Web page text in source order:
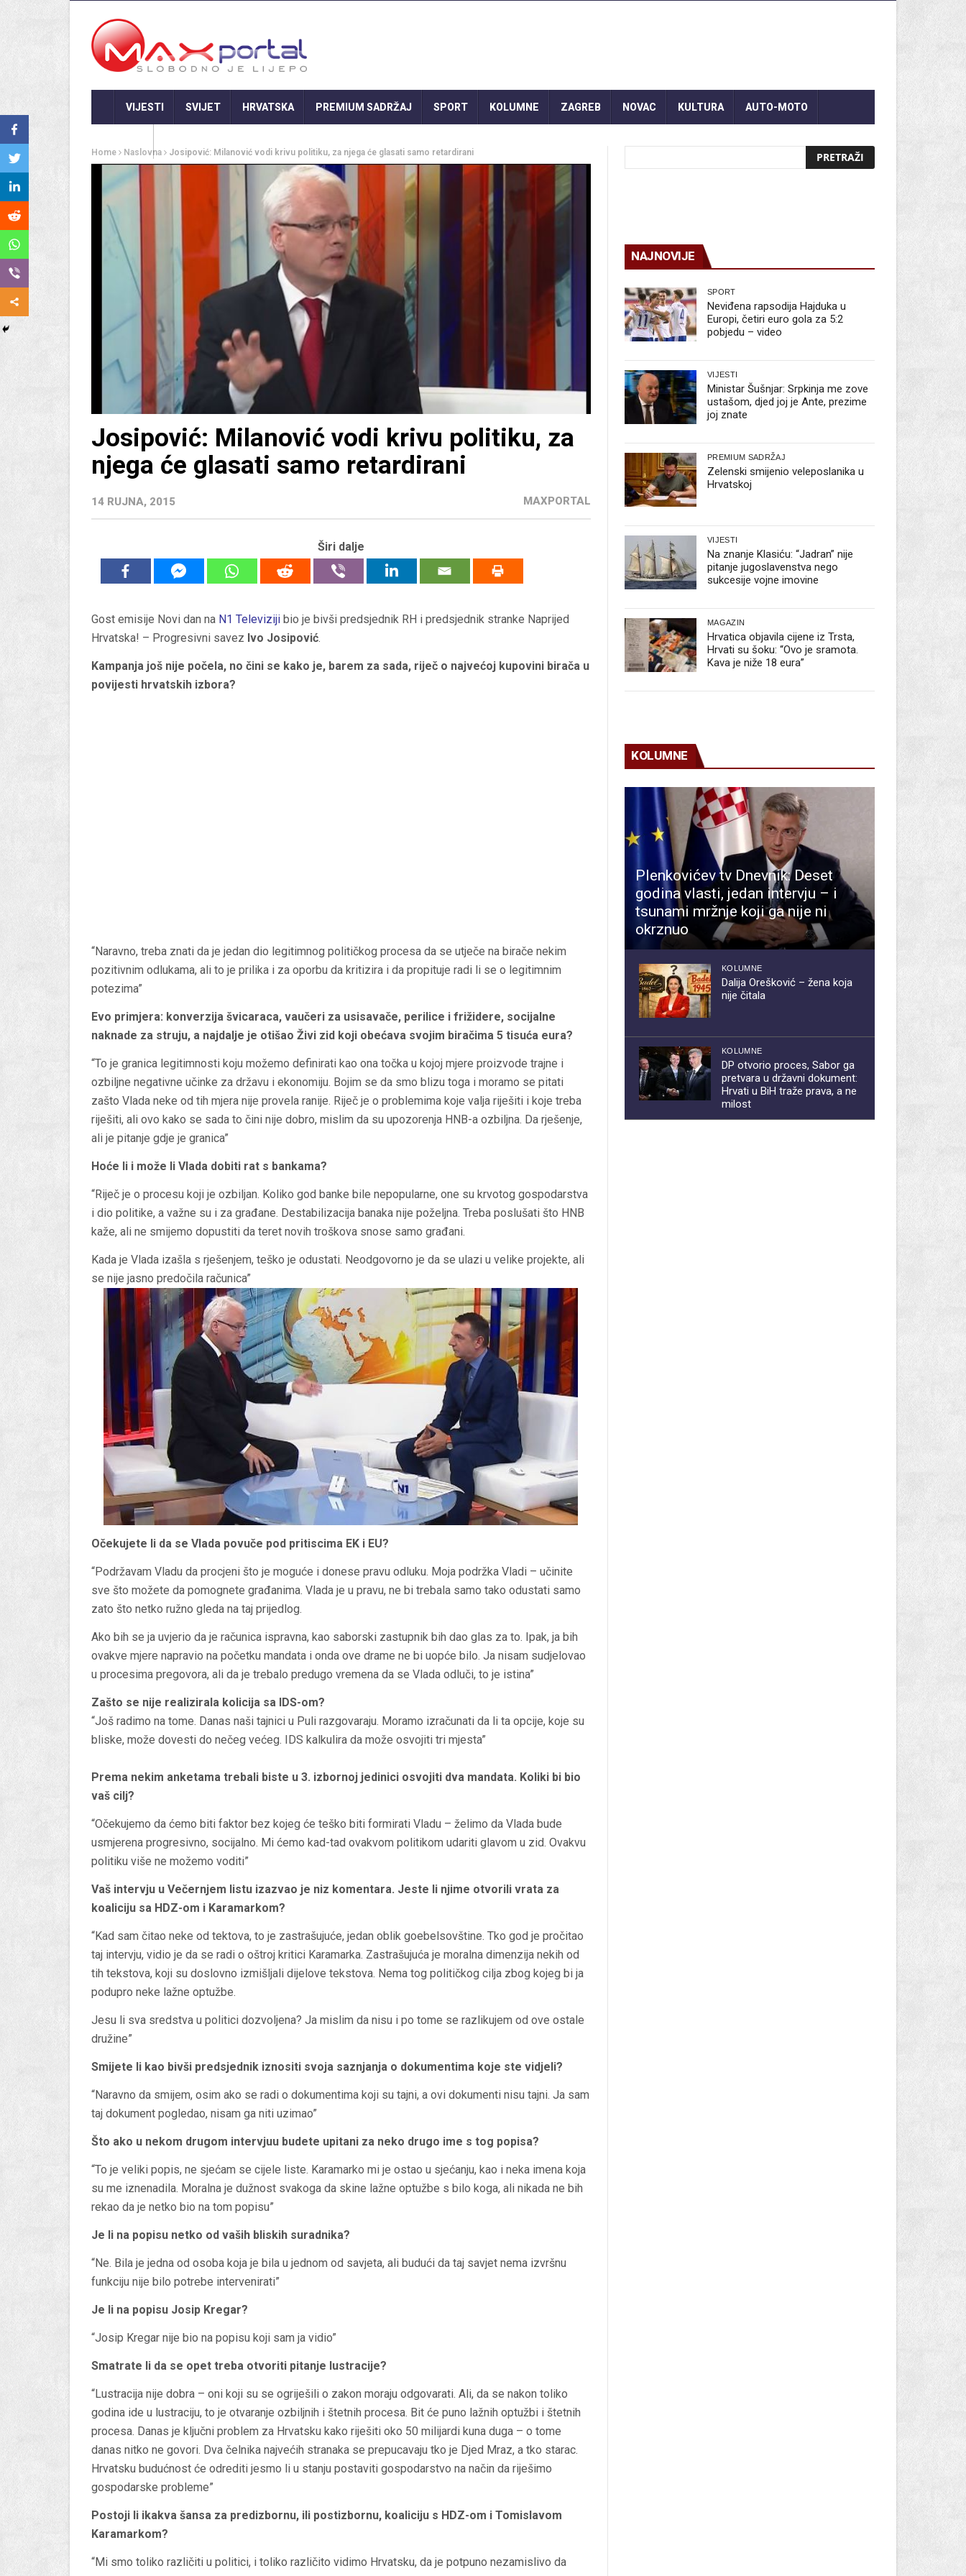
VIJESTI SVIJET HRVATSKA PREMIUM SADRŽAJ SPORT KOLUMNE ZAGREB NOVAC KULTURA AUTO-MOTO
Home Naslovna Josipović: Milanović vodi krivu politiku, za njega će glasati samo retardirani
Josipović: Milanović vodi krivu politiku, za
njega će glasati samo retardirani
14 RUJNA, 2015 MAXPORTAL
Širi dalje
Gost emisije Novi dan na N1 Televiziji bio je bivši predsjednik RH i predsjednik stranke Naprijed
Hrvatska! – Progresivni savez Ivo Josipović.
Kampanja još nije počela, no čini se kako je, barem za sada, riječ o najvećoj kupovini birača u
povijesti hrvatskih izbora?
“Naravno, treba znati da je jedan dio legitimnog političkog procesa da se utječe na birače nekim
pozitivnim odlukama, ali to je prilika i za oporbu da kritizira i da propituje radi li se o legitimnim
potezima”
Evo primjera: konverzija švicaraca, vaučeri za usisavače, perilice i frižidere, socijalne
naknade za struju, a najdalje je otišao Živi zid koji obećava svojim biračima 5 tisuća eura?
“To je granica legitimnosti koju možemo definirati kao ona točka u kojoj mjere proizvode trajne i
ozbiljne negativne učinke za državu i ekonomiju. Bojim se da smo blizu toga i moramo se pitati
zašto Vlada neke od tih mjera nije provela ranije. Riječ je o problemima koje valja riješiti i koje treba
riješiti, ali ovo kako se sada to čini nije dobro, mislim da su upozorenja HNB-a ozbiljna. Da rješenje,
ali je pitanje gdje je granica”
Hoće li i može li Vlada dobiti rat s bankama?
“Riječ je o procesu koji je ozbiljan. Koliko god banke bile nepopularne, one su krvotog gospodarstva
i dio politike, a važne su i za građane. Destabilizacija banaka nije poželjna. Treba poslušati što HNB
kaže, ali ne smijemo dopustiti da teret novih troškova snose samo građani.
Kada je Vlada izašla s rješenjem, teško je odustati. Neodgovorno je da se ulazi u velike projekte, ali
se nije jasno predočila računica”
Očekujete li da se Vlada povuče pod pritiscima EK i EU?
“Podržavam Vladu da procjeni što je moguće i donese pravu odluku. Moja podržka Vladi – učinite
sve što možete da pomognete građanima. Vlada je u pravu, ne bi trebala samo tako odustati samo
zato što netko ružno gleda na taj prijedlog.
Ako bih se ja uvjerio da je računica ispravna, kao saborski zastupnik bih dao glas za to. Ipak, ja bih
ovakve mjere napravio na početku mandata i onda ove drame ne bi uopće bilo. Ja nisam sudjelovao
u procesima pregovora, ali da je trebalo predugo vremena da se Vlada odluči, to je istina”
Zašto se nije realizirala kolicija sa IDS-om?
“Još radimo na tome. Danas naši tajnici u Puli razgovaraju. Moramo izračunati da li ta opcije, koje su
bliske, može dovesti do nečeg većeg. IDS kalkulira da može osvojiti tri mjesta”
Prema nekim anketama trebali biste u 3. izbornoj jedinici osvojiti dva mandata. Koliki bi bio
vaš cilj?
“Očekujemo da ćemo biti faktor bez kojeg će teško biti formirati Vladu – želimo da Vlada bude
usmjerena progresivno, socijalno. Mi ćemo kad-tad ovakvom politikom udariti glavom u zid. Ovakvu
politiku više ne možemo voditi”
Vaš intervju u Večernjem listu izazvao je niz komentara. Jeste li njime otvorili vrata za
koaliciju sa HDZ-om i Karamarkom?
“Kad sam čitao neke od tektova, to je zastrašujuće, jedan oblik goebelsovštine. Tko god je pročitao
taj intervju, vidio je da se radi o oštroj kritici Karamarka. Zastrašujuća je moralna dimenzija nekih od
tih tekstova, koji su doslovno izmišljali dijelove tekstova. Nema tog političkog cilja zbog kojeg bi ja
podupro neke lažne optužbe.
Jesu li sva sredstva u politici dozvoljena? Ja mislim da nisu i po tome se razlikujem od ove ostale
družine”
Smijete li kao bivši predsjednik iznositi svoja saznjanja o dokumentima koje ste vidjeli?
“Naravno da smijem, osim ako se radi o dokumentima koji su tajni, a ovi dokumenti nisu tajni. Ja sam
taj dokument pogledao, nisam ga niti uzimao”
Što ako u nekom drugom intervjuu budete upitani za neko drugo ime s tog popisa?
“To je veliki popis, ne sjećam se cijele liste. Karamarko mi je ostao u sjećanju, kao i neka imena koja
su me iznenadila. Moralna je dužnost svakoga da skine lažne optužbe s bilo koga, ali nikada ne bih
rekao da je netko bio na tom popisu”
Je li na popisu netko od vaših bliskih suradnika?
“Ne. Bila je jedna od osoba koja je bila u jednom od savjeta, ali budući da taj savjet nema izvršnu
funkciju nije bilo potrebe intervenirati”
Je li na popisu Josip Kregar?
“Josip Kregar nije bio na popisu koji sam ja vidio”
Smatrate li da se opet treba otvoriti pitanje lustracije?
“Lustracija nije dobra – oni koji su se ogriješili o zakon moraju odgovarati. Ali, da se nakon toliko
godina ide u lustraciju, to je otvaranje ozbiljnih i štetnih procesa. Bit će puno lažnih optužbi i štetnih
procesa. Danas je ključni problem za Hrvatsku kako riješiti oko 50 milijardi kuna duga – o tome
danas nitko ne govori. Dva čelnika najvećih stranaka se prepucavaju tko je Djed Mraz, a tko starac.
Hrvatsku budućnost će odrediti jesmo li u stanju postaviti gospodarstvo na način da riješimo
gospodarske probleme”
Postoji li ikakva šansa za predizbornu, ili postizbornu, koaliciju s HDZ-om i Tomislavom
Karamarkom?
“Mi smo toliko različiti u politici, i toliko različito vidimo Hrvatsku, da je potpuno nezamislivo da
NAJNOVIJE
SPORT
Neviđena rapsodija Hajduka u
Europi, četiri euro gola za 5:2
pobjedu – video
VIJESTI
Ministar Šušnjar: Srpkinja me zove
ustašom, djed joj je Ante, prezime
joj znate
PREMIUM SADRŽAJ
Zelenski smijenio veleposlanika u
Hrvatskoj
VIJESTI
Na znanje Klasiću: “Jadran” nije
pitanje jugoslavenstva nego
sukcesije vojne imovine
MAGAZIN
Hrvatica objavila cijene iz Trsta,
Hrvati su šoku: “Ovo je sramota.
Kava je niže 18 eura”
KOLUMNE
Plenkovićev tv Dnevnik: Deset
godina vlasti, jedan intervju – i
tsunami mržnje koji ga nije ni
okrznuo
KOLUMNE
Dalija Orešković – žena koja
nije čitala
KOLUMNE
DP otvorio proces, Sabor ga
pretvara u državni dokument:
Hrvati u BiH traže prava, a ne
milost